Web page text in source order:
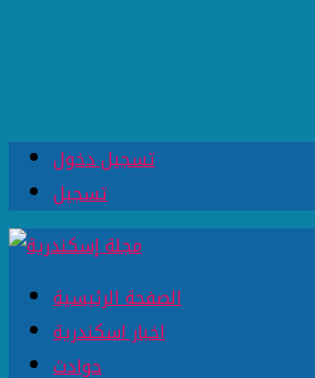
تسجيل دخول
تسجيل
الصفحة الرئيسية
اخبار اسكندرية
حوادث